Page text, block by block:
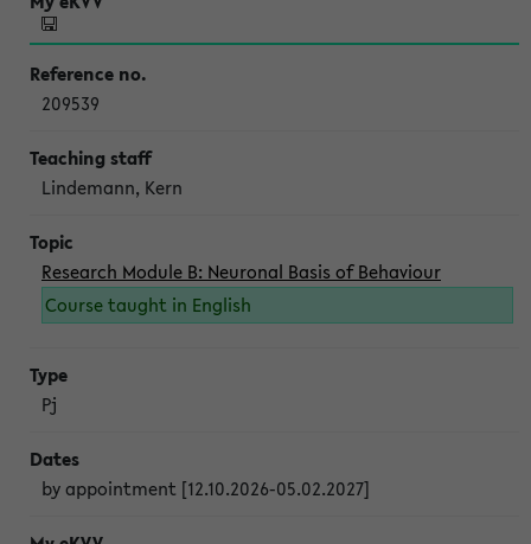
209539
Lindemann, Kern
Research Module B: Neuronal Basis of Behaviour
Course taught in English
Pj
by appointment [12.10.2026-05.02.2027]